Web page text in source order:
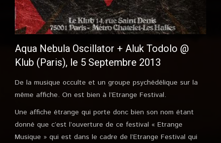
Aqua Nebula Oscillator + Aluk Todolo @
Klub (Paris), le 5 Septembre 2013
De la musique occulte et un groupe psychédélique sur la
même affiche. On est bien à l’Etrange Festival.
Une affiche étrange qui porte donc bien son nom étant
donné que c’est l’ouverture de ce festival « Etrange
Musique » qui est dans le cadre de l’Etrange Festival qui